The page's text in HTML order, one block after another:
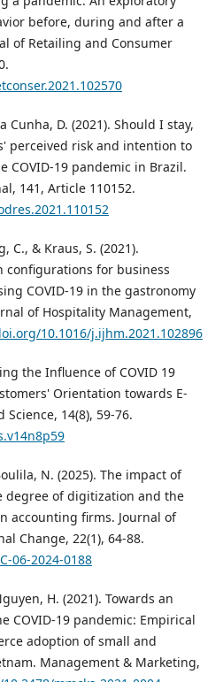
before, during and after a
of Retailing and Consumer
Cunha, D. (2021). Should I stay,
perceived risk and intention to
19 pandemic in Brazil.
141, Article 110152.
C., & Kraus, S. (2021).
configurations for business
COVID-19 in the gastronomy
of Hospitality Management,
10.1016/j.ijhm.2021.102896
the Influence of COVID 19
Orientation towards E-
14(8), 59-76.
N. (2025). The impact of
degree of digitization and the
accounting firms. Journal of
Change, 22(1), 64-88.
06-2024-0188
H. (2021). Towards an
COVID-19 pandemic: Empirical
adoption of small and
Management & Marketing,